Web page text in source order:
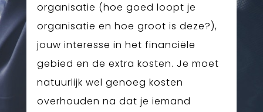
organisatie (hoe goed loopt je
organisatie en hoe groot is deze?),
jouw interesse in het financiële
gebied en de extra kosten. Je moet
natuurlijk wel genoeg kosten
overhouden na dat je iemand